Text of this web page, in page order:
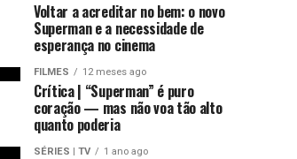
Voltar a acreditar no bem: o novo
Superman e a necessidade de
esperança no cinema
FILMES 12 meses ago
Crítica | “Superman” é puro
coração — mas não voa tão alto
quanto poderia
SÉRIES | TV 1 ano ago